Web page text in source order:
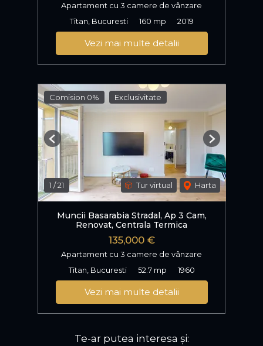
Apartament cu 3 camere de vânzare
Titan, Bucuresti
160 mp 2019
Vezi mai multe detalii
Comision 0% Exclusivitate
1 /21 Tur virtual Harta
Previous Next
Muncii Basarabia Stradal, Ap 3 Cam,
Renovat, Centrala Termica
135,000 €
Apartament cu 3 camere de vânzare
Titan, Bucuresti
52.7 mp 1960
Vezi mai multe detalii
Te-ar putea interesa și: